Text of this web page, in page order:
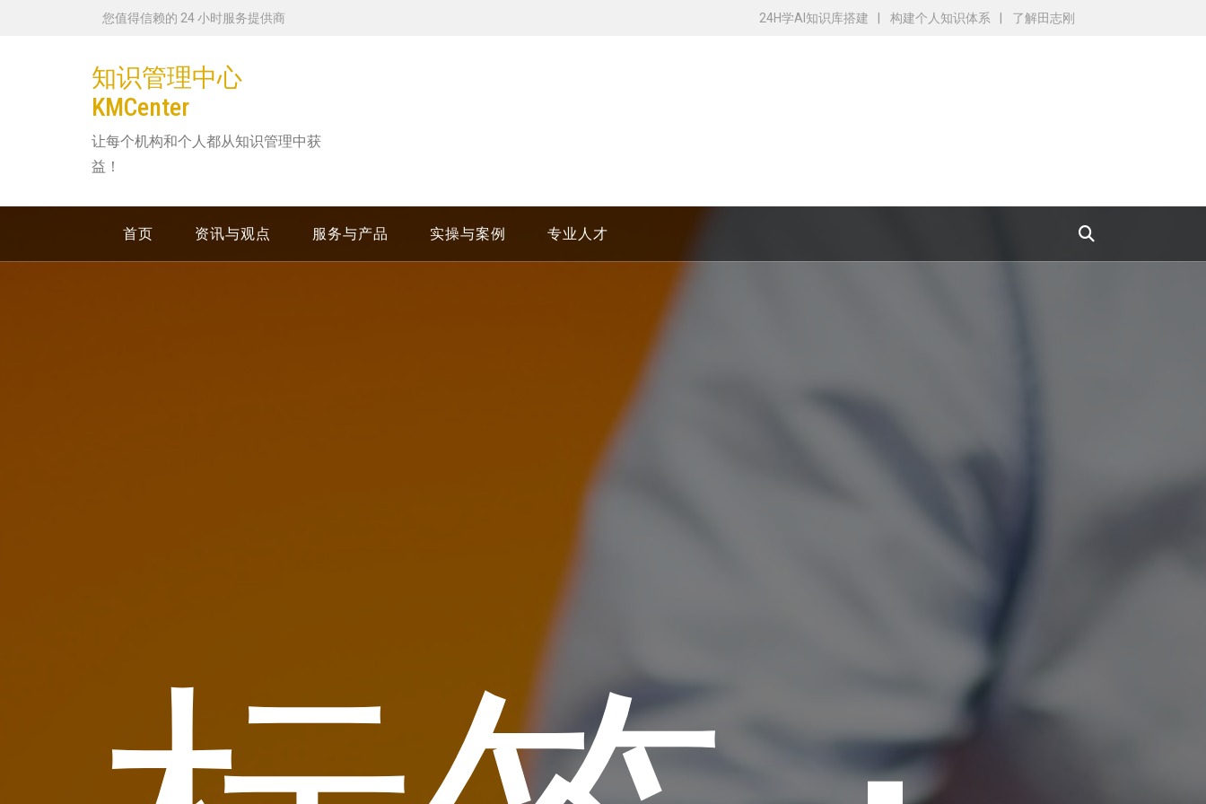
您值得信赖的 24 小时服务提供商 24H学AI知识库搭建 构建个人知识体系 了解田志刚
知识管理中心
KMCenter
让每个机构和个人都从知识管理中获
益！
首页 资讯与观点 服务与产品 实操与案例 专业人才